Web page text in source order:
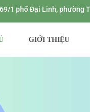
1 phố Đại Linh, phường
GIỚI THIỆU